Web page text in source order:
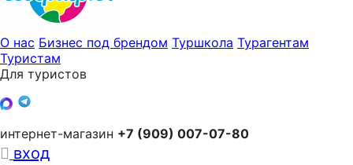
О нас Бизнес под брендом Туршкола Турагентам
Туристам
Для туристов
интернет-магазин +7 (909) 007-07-80
вход